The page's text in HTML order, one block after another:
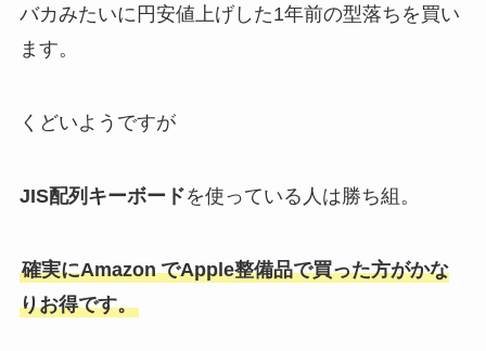
バカみたいに円安値上げした1年前の型落ちを買い
ます。
くどいようですが
JIS配列キーボードを使っている人は勝ち組。
確実にAmazon でApple整備品で買った方がかな
りお得です。